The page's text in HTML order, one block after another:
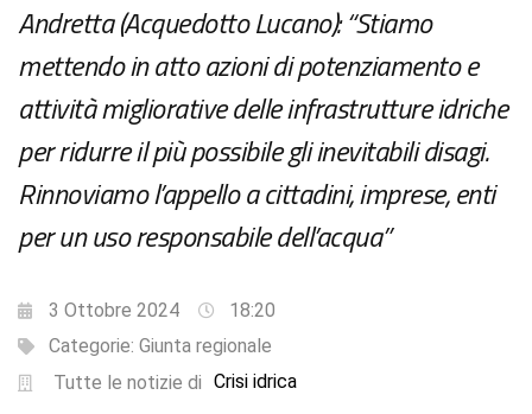
Andretta (Acquedotto Lucano): “Stiamo
mettendo in atto azioni di potenziamento e
attività migliorative delle infrastrutture idriche
per ridurre il più possibile gli inevitabili disagi.
Rinnoviamo l’appello a cittadini, imprese, enti
per un uso responsabile dell’acqua”
3 Ottobre 2024
18:20
Categorie: Giunta regionale
Tutte le notizie di Crisi idrica